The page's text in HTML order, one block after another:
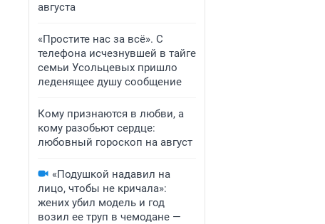
августа
«Простите нас за всё». С
телефона исчезнувшей в тайге
семьи Усольцевых пришло
леденящее душу сообщение
Кому признаются в любви, а
кому разобьют сердце:
любовный гороскоп на август
«Подушкой надавил на
лицо, чтобы не кричала»:
жених убил модель и год
возил ее труп в чемодане —